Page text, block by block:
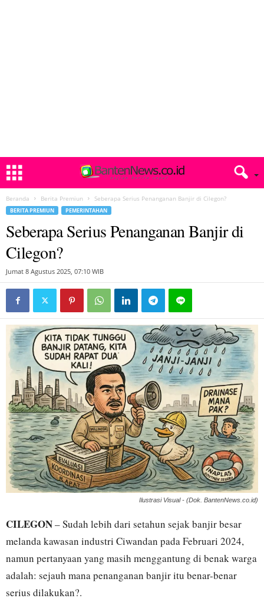
Beranda Berita Premiun Seberapa Serius Penanganan Banjir di Cilegon?
BERITA PREMIUN PEMERINTAHAN
Seberapa Serius Penanganan Banjir di
Cilegon?
Jumat 8 Agustus 2025, 07:10 WIB
Ilustrasi Visual - (Dok. BantenNews.co.id)
CILEGON– Sudah lebih dari setahun sejak banjir besar
melanda kawasan industri Ciwandan pada Februari 2024,
namun pertanyaan yang masih menggantung di benak warga
adalah: sejauh mana penanganan banjir itu benar-benar
serius dilakukan?.